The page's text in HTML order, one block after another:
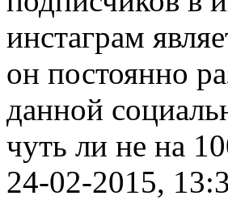
инстаграм
он постоянно
данной
чуть ли не на
24-02-2015,